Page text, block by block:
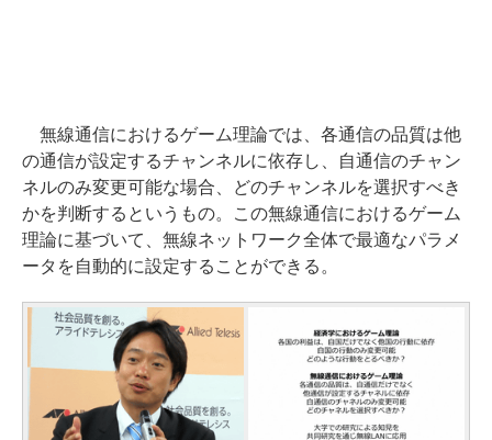
無線通信におけるゲーム理論では、各通信の品質は他
の通信が設定するチャンネルに依存し、自通信のチャン
ネルのみ変更可能な場合、どのチャンネルを選択すべき
かを判断するというもの。この無線通信におけるゲーム
理論に基づいて、無線ネットワーク全体で最適なパラメ
ータを自動的に設定することができる。